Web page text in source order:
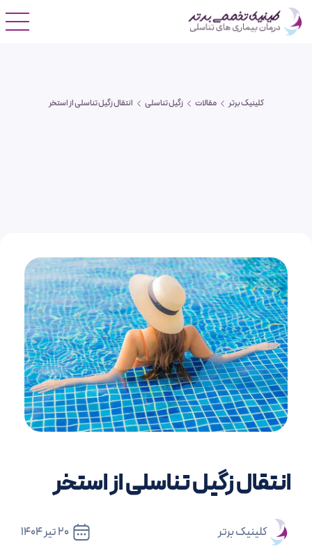
کلینیک برتر مقالات زگیل تناسلی انتقال زگیل تناسلی از استخر
انتقال زگیل تناسلی از استخر
کلینیک برتر 20 تیر 1404